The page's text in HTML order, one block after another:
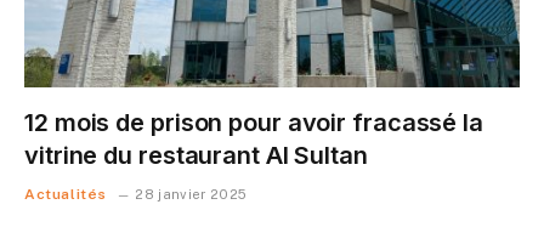
12 mois de prison pour avoir fracassé la
vitrine du restaurant Al Sultan
Actualités 28 janvier 2025